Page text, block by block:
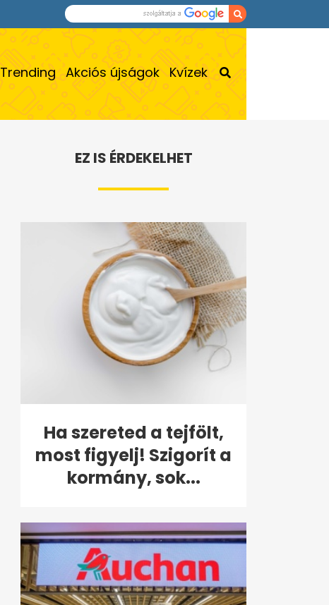
Trending Akciós újságok Kvízek
EZ IS ÉRDEKELHET
Ha szereted a tejfölt,
most figyelj! Szigorít a
kormány, sok...